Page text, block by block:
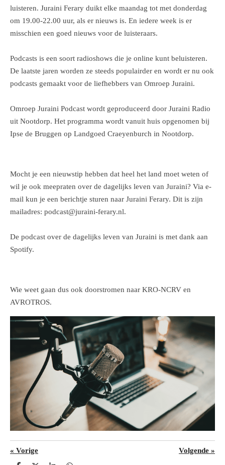
luisteren. Juraini Ferary duikt elke maandag tot met donderdag
om 19.00-22.00 uur, als er nieuws is. En iedere week is er
misschien een goed nieuws voor de luisteraars.
Podcasts is een soort radioshows die je online kunt beluisteren.
De laatste jaren worden ze steeds populairder en wordt er nu ook
podcasts gemaakt voor de liefhebbers van Omroep Juraini.
Omroep Juraini Podcast wordt geproduceerd door Juraini Radio
uit Nootdorp. Het programma wordt vanuit huis opgenomen bij
Ipse de Bruggen op Landgoed Craeyenburch in Nootdorp.
Mocht je een nieuwstip hebben dat heel het land moet weten of
wil je ook meepraten over de dagelijks leven van Juraini? Via e-
mail kun je een berichtje sturen naar Juraini Ferary. Dit is zijn
mailadres: podcast@juraini-ferary.nl.
De podcast over de dagelijks leven van Juraini is met dank aan
Spotify.
Wie weet gaan dus ook doorstromen naar KRO-NCRV en
AVROTROS.
« Vorige Volgende »